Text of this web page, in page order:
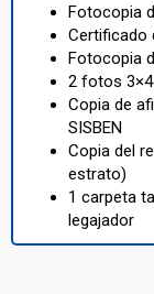
Fotocopia
Certificado
Fotocopia
2 fotos
Copia de
SISBEN
Copia del
estrato)
1 carpeta
legajador